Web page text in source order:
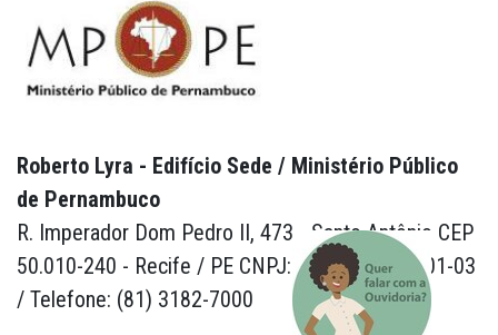
Roberto Lyra - Edifício Sede / Ministério Público
de Pernambuco
R. Imperador Dom Pedro II, 473 - Santo Antônio CEP
50.010-240 - Recife / PE CNPJ: 24.417.065/0001-03
/ Telefone: (81) 3182-7000